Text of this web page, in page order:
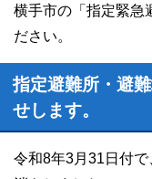
横手市の「指定緊急
ださい。
指定避難所・避
せします。
令和8年3月31日付